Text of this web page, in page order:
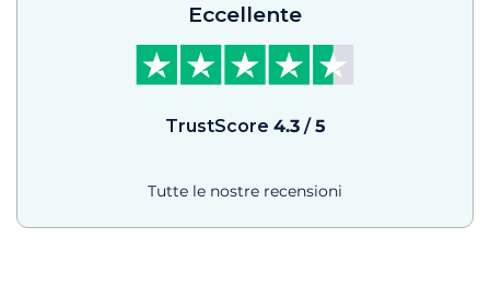
Eccellente
TrustScore 4.3/ 5
Tutte le nostre recensioni